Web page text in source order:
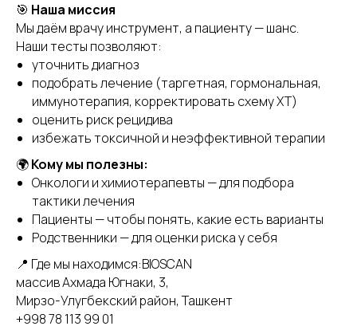
🎯 Наша миссия
Мы даём врачу инструмент, а пациенту — шанс.
Наши тесты позволяют:
уточнить диагноз
подобрать лечение (таргетная, гормональная,
иммунотерапия, корректировать схему ХТ)
оценить риск рецидива
избежать токсичной и неэффективной терапии
🌍Кому мы полезны:
Онкологи и химиотерапевты — для подбора
тактики лечения
Пациенты — чтобы понять, какие есть варианты
Родственники — для оценки риска у себя
📍 Где мы находимся:BIOSCAN
массив Ахмада Югнаки, 3,
Мирзо-Улугбекский район, Ташкент
+998 78 113 99 01